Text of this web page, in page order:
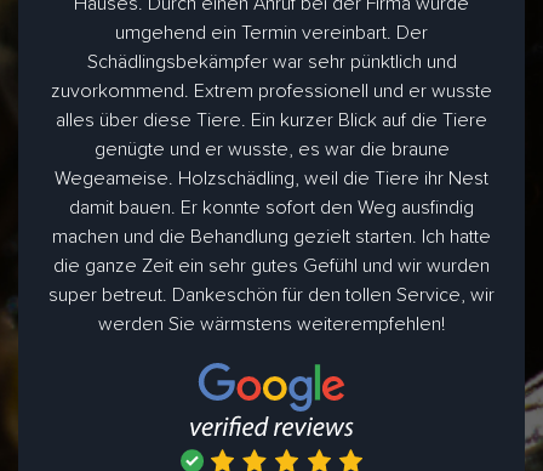
umgehend ein Termin vereinbart. Der
Schädlingsbekämpfer war sehr pünktlich und
zuvorkommend. Extrem professionell und er wusste
alles über diese Tiere. Ein kurzer Blick auf die Tiere
genügte und er wusste, es war die braune
Wegeameise. Holzschädling, weil die Tiere ihr Nest
damit bauen. Er konnte sofort den Weg ausfindig
machen und die Behandlung gezielt starten. Ich hatte
die ganze Zeit ein sehr gutes Gefühl und wir wurden
super betreut. Dankeschön für den tollen Service, wir
werden Sie wärmstens weiterempfehlen!